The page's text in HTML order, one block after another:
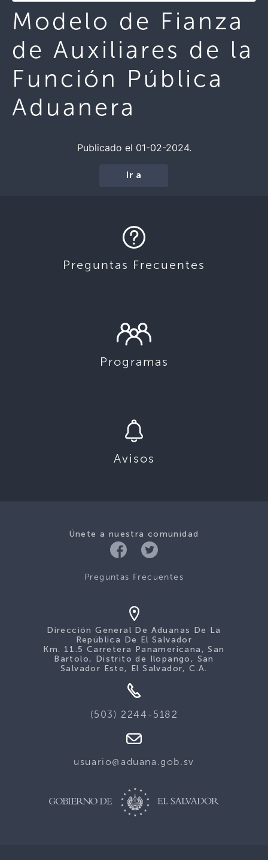
Modelo de Fianza
de Auxiliares de la
Función Pública
Aduanera
Publicado el 01-02-2024.
Ir a
Preguntas Frecuentes
Programas
Avisos
Únete a nuestra comunidad
Preguntas Frecuentes
Dirección General De Aduanas De La
República De El Salvador
Km. 11.5 Carretera Panamericana, San
Bartolo, Distrito de Ilopango, San
Salvador Este, El Salvador, C.A.
(503) 2244-5182
usuario@aduana.gob.sv